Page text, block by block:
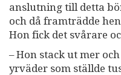
anslutning till detta
och då framträdde
Hon fick det svårare
– Hon stack ut mer
yrväder som ställde